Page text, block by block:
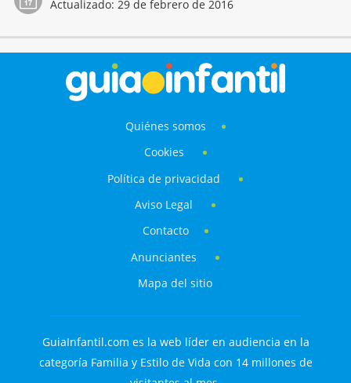
Actualizado: 29 de febrero de 2016
Quiénes somos
Cookies
Política de privacidad
Aviso Legal
Contacto
Anunciantes
Mapa del sitio
GuiaInfantil.com es la web líder en audiencia en la
categoría Familia y Estilo de Vida con 14 millones de